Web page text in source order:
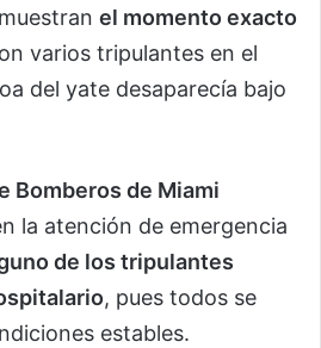
el momento exacto
varios tripulantes en el
del yate desaparecía bajo
Bomberos de Miami
la atención de emergencia
de los tripulantes
, pues todos se
estables.